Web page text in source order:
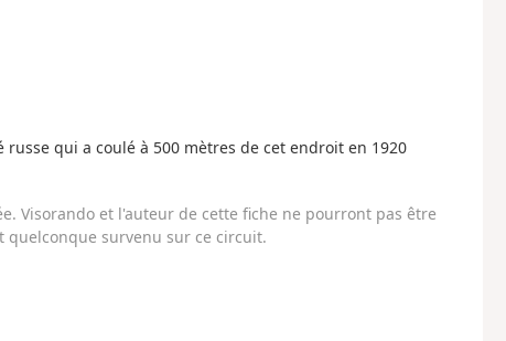
qui a coulé à 500 mètres de cet endroit en 1920
Visorando et l'auteur de cette fiche ne pourront pas être
quelconque survenu sur ce circuit.